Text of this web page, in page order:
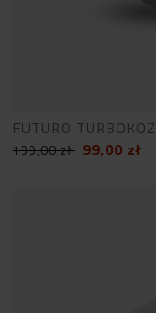
FUTURO
199,00zł 99,00 zł